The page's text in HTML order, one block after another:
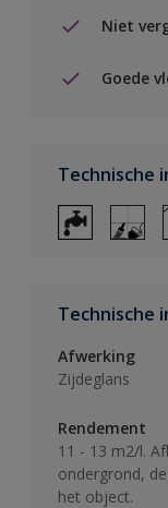
Niet
Goede
Technische
Technische
Afwerking
Zijdeglans
Rendement
11 - 13 m2/l.
ondergrond,
het object.